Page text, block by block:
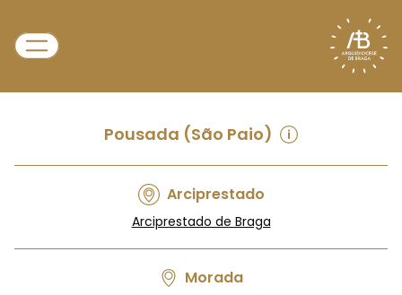
Pousada (São Paio)
Arciprestado
Arciprestado de Braga
Morada